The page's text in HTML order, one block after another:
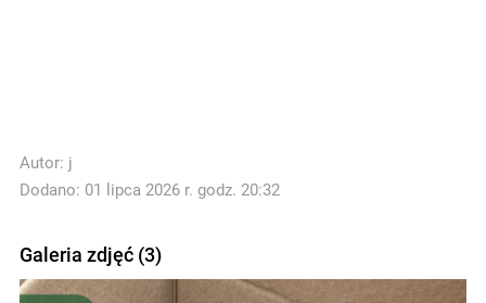
Autor: j
Dodano: 01 lipca 2026 r. godz. 20:32
Galeria zdjęć (3)